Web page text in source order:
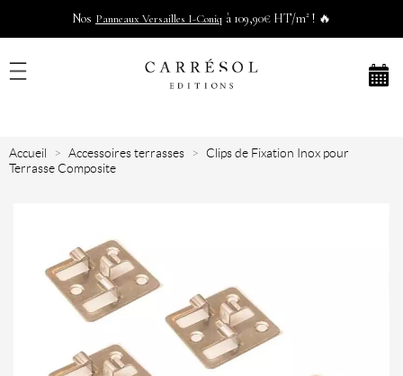
Nos Panneaux Versailles I-Coniq à 109,90€ HT/m² ! 🔥
Accueil Accessoires terrasses
Clips de Fixation Inox pour
Terrasse Composite